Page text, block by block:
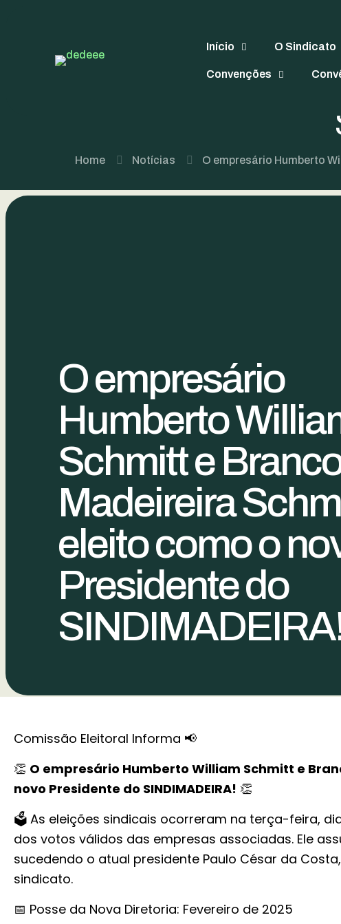
Início O Sindicato
Convenções
O empresário
Madeireira
Home Notícias O empresário Humberto
O empresário
Humberto
Schmitt e
Madeireira
eleito como o
Presidente do
Comissão Eleitoral Informa 📢
👏 O empresário Humberto William Schmitt e
novo Presidente do SINDIMADEIRA! 👏
🗳️ As eleições sindicais ocorreram na terça-feira,
dos votos válidos das empresas associadas. Ele
sucedendo o atual presidente Paulo César da
sindicato.
📅 Posse da Nova Diretoria: Fevereiro de 2025